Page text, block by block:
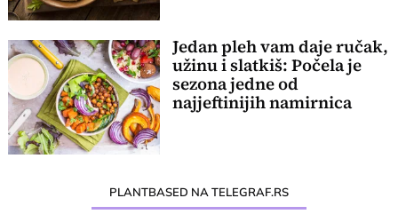
Jedan pleh vam daje ručak,
užinu i slatkiš: Počela je
sezona jedne od
najjeftinijih namirnica
PLANTBASED NA TELEGRAF.RS